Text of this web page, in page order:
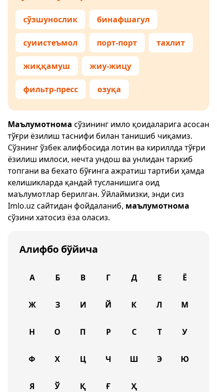
сўзшунослик бинафшагул
суиистеъмол порт-порт тахлит
жиққамуш жиу-жицу
фильтр-пресс озуқа
Маълумотнома сўзининг имло қоидаларига асосан
тўғри ёзилиш таснифи билан танишиб чиқамиз.
Сўзнинг ўзбек алифбосида лотин ва кириллда тўғри
ёзилиш имлоси, нечта ундош ва унлидан таркиб
топгани ва бехато бўғинга ажратиш тартиби ҳамда
келишикларда қандай тусланишига оид
маълумотлар берилган. Ўйлаймизки, энди сиз
Imlo.uz сайтидан фойдаланиб, маълумотнома
сўзини хатосиз ёза оласиз.
Алифбо бўйича
А Б В Г Д Е Ё
Ж З И Й К Л М
Н О П Р С Т У
Ф Х Ц Ч Ш Э Ю
Я Ў Қ Ғ Ҳ